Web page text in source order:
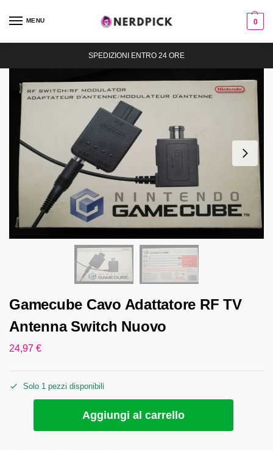
MENU 0
SPEDIZIONI ENTRO 24 ORE
Gamecube Cavo Adattatore RF TV
Antenna Switch Nuovo
24,97 €
Solo 1 pezzi disponibili
Aggiungi al carrello